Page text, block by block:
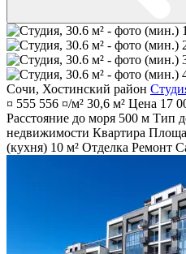
Сочи, Хостинский район
¤ 555 556 ¤/м² 30,6 м² Цена 17
Расстояние до моря 500 м Тип
недвижимости Квартира
(кухня) 10 м² Отделка Ремонт